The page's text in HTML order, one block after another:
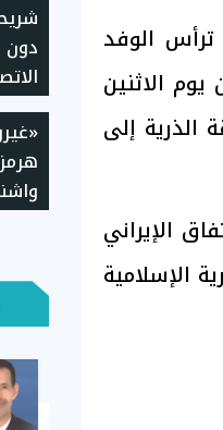
الوفد
الاثنين
الذرية إلى
الإيراني
الإسلامية
دون